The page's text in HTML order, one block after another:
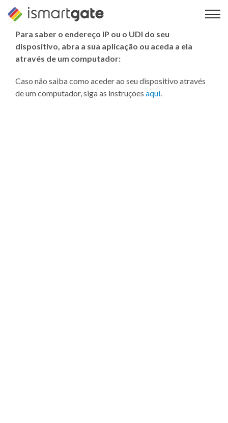
Saltar
para
conteúdo
Para saber o endereço IP ou o UDI do seu
dispositivo, abra a sua aplicação ou aceda a ela
através de um computador:
Caso não saiba como aceder ao seu dispositivo através
de um computador, siga as instruções aqui.